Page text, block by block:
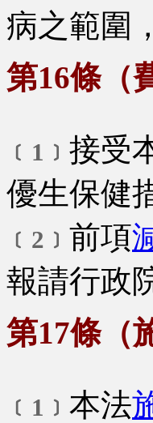
病之範圍
第16條（
﹝1﹞ 接受
優生保健
﹝2﹞ 前項
報請行政
第17條（
﹝1﹞ 本法